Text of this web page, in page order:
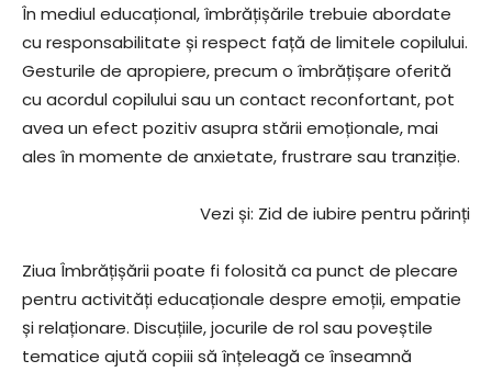
În mediul educațional, îmbrățișările trebuie abordate
cu responsabilitate și respect față de limitele copilului.
Gesturile de apropiere, precum o îmbrățișare oferită
cu acordul copilului sau un contact reconfortant, pot
avea un efect pozitiv asupra stării emoționale, mai
ales în momente de anxietate, frustrare sau tranziție.
Vezi și: Zid de iubire pentru părinți
Ziua Îmbrățișării poate fi folosită ca punct de plecare
pentru activități educaționale despre emoții, empatie
și relaționare. Discuțiile, jocurile de rol sau poveștile
tematice ajută copiii să înțeleagă ce înseamnă